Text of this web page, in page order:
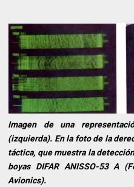
Imagen de una
(izquierda). En la foto de la
táctica, que muestra la
boyas DIFAR ANISSO-53 A
Avionics).